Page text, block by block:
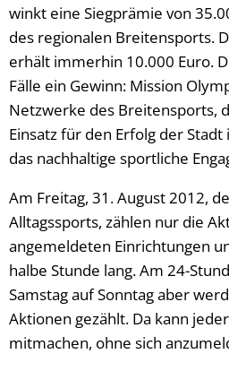
winkt eine Siegprämie von
des regionalen Breitensports.
erhält immerhin 10.000 Euro.
Fälle ein Gewinn: Mission
Netzwerke des Breitensports,
Einsatz für den Erfolg der
das nachhaltige sportliche
Am Freitag, 31. August 2012,
Alltagssports, zählen nur die
angemeldeten Einrichtungen
halbe Stunde lang. Am 24-
Samstag auf Sonntag aber
Aktionen gezählt. Da kann
mitmachen, ohne sich